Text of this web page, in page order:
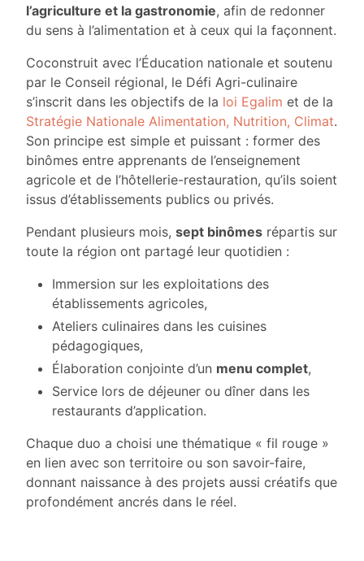
l’agriculture et la gastronomie, afin de redonner
du sens à l’alimentation et à ceux qui la façonnent.
Coconstruit avec l’Éducation nationale et soutenu
par le Conseil régional, le Défi Agri-culinaire
s’inscrit dans les objectifs de la loi Egalim et de la
Stratégie Nationale Alimentation, Nutrition, Climat.
Son principe est simple et puissant : former des
binômes entre apprenants de l’enseignement
agricole et de l’hôtellerie-restauration, qu’ils soient
issus d’établissements publics ou privés.
Pendant plusieurs mois, sept binômes répartis sur
toute la région ont partagé leur quotidien :
Immersion sur les exploitations des
établissements agricoles,
Ateliers culinaires dans les cuisines
pédagogiques,
Élaboration conjointe d’un menu complet,
Service lors de déjeuner ou dîner dans les
restaurants d’application.
Chaque duo a choisi une thématique « fil rouge »
en lien avec son territoire ou son savoir-faire,
donnant naissance à des projets aussi créatifs que
profondément ancrés dans le réel.